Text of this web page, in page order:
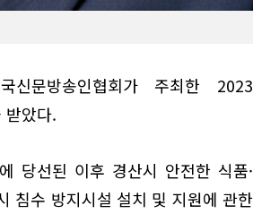
신문방송인협회가 주최한 2023
받았다.
당선된 이후 경산시 안전한 식품·
침수 방지시설 설치 및 지원에 관한